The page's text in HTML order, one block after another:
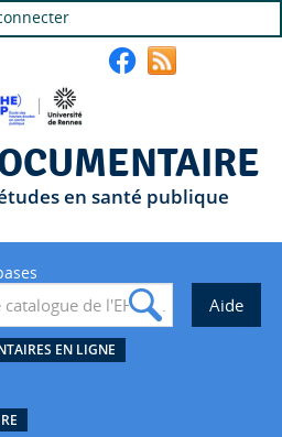
en santé publique
EN LIGNE